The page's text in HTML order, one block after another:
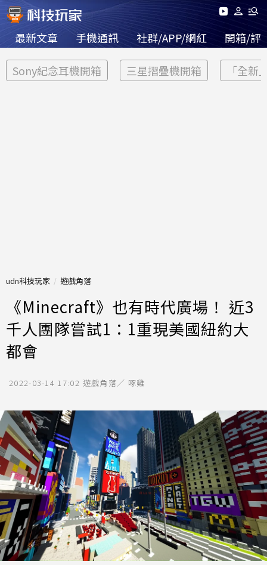
最新文章 手機通訊 社群/APP/網紅 開箱/評
Sony紀念耳機開箱 三星摺疊機開箱 「全新
udn科技玩家 遊戲角落
《Minecraft》也有時代廣場！ 近3
千人團隊嘗試1：1重現美國紐約大
都會
2022-03-14 17:02 遊戲角落／ 啄雞